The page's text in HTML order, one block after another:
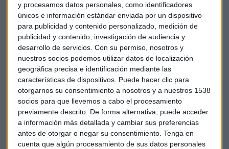
y procesamos datos personales, como identificadores
únicos e información estándar enviada por un dispositivo
para publicidad y contenido personalizado, medición de
publicidad y contenido, investigación de audiencia y
desarrollo de servicios. Con su permiso, nosotros y
nuestros socios podemos utilizar datos de localización
geográfica precisa e identificación mediante las
características de dispositivos. Puede hacer clic para
otorgarnos su consentimiento a nosotros y a nuestros 1538
socios para que llevemos a cabo el procesamiento
previamente descrito. De forma alternativa, puede acceder
a información más detallada y cambiar sus preferencias
antes de otorgar o negar su consentimiento. Tenga en
cuenta que algún procesamiento de sus datos personales
Protagonistas empresariales
Bajan los títulos ligados al turismo y los vuelos ante el temor
a la rápida propagación de la variante ómicron y las
posibles restricciones. La aerolíneaIAG retrocede cerca de
un 3%,Amadeus cede casi un 2% y AENA un 1%.
Subidas paraAcerinox (+1,5%) después de que JP Morgan
haya elevado su precio objetivo desde 18,25 hasta 20 euros.
Avances paraeDreams (+2%)a la que Deutsche Bank eleva
la recomendación de 'mantener' a 'comprar' y el precio
objetivo desde 6 a 10 euros.